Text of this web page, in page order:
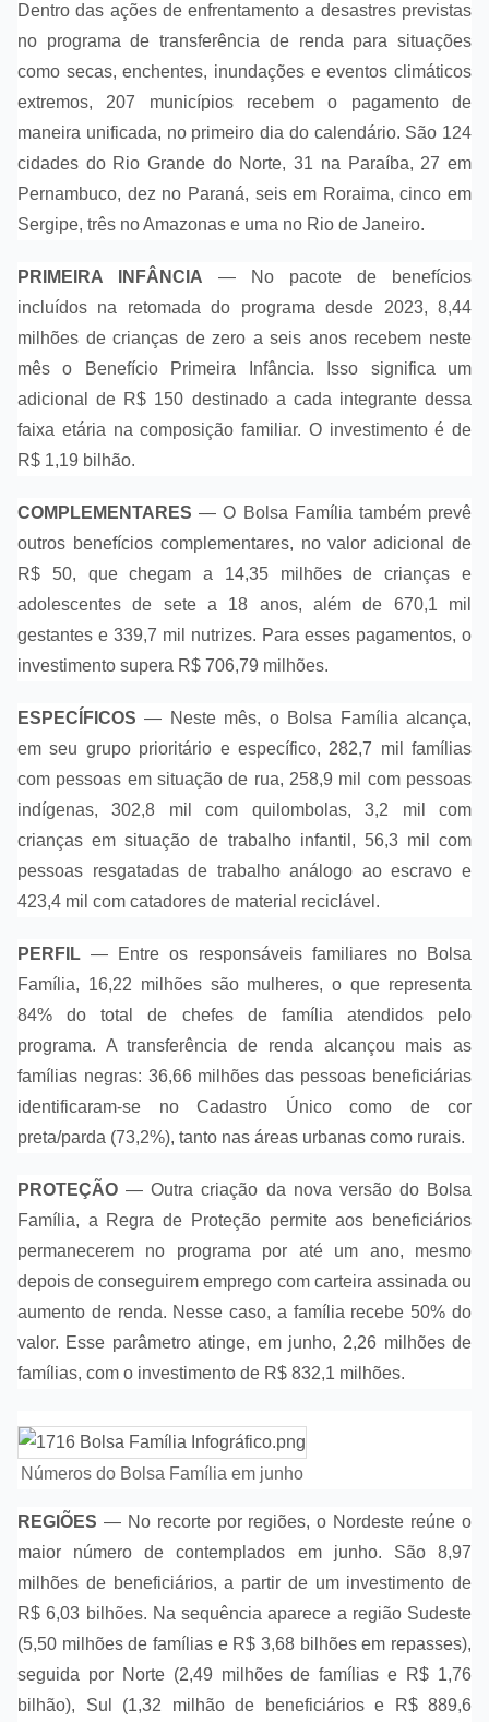
Dentro das ações de enfrentamento a desastres previstas
no programa de transferência de renda para situações
como secas, enchentes, inundações e eventos climáticos
extremos, 207 municípios recebem o pagamento de
maneira unificada, no primeiro dia do calendário. São 124
cidades do Rio Grande do Norte, 31 na Paraíba, 27 em
Pernambuco, dez no Paraná, seis em Roraima, cinco em
Sergipe, três no Amazonas e uma no Rio de Janeiro.
PRIMEIRA INFÂNCIA — No pacote de benefícios
incluídos na retomada do programa desde 2023, 8,44
milhões de crianças de zero a seis anos recebem neste
mês o Benefício Primeira Infância. Isso significa um
adicional de R$ 150 destinado a cada integrante dessa
faixa etária na composição familiar. O investimento é de
R$ 1,19 bilhão.
COMPLEMENTARES — O Bolsa Família também prevê
outros benefícios complementares, no valor adicional de
R$ 50, que chegam a 14,35 milhões de crianças e
adolescentes de sete a 18 anos, além de 670,1 mil
gestantes e 339,7 mil nutrizes. Para esses pagamentos, o
investimento supera R$ 706,79 milhões.
ESPECÍFICOS — Neste mês, o Bolsa Família alcança,
em seu grupo prioritário e específico, 282,7 mil famílias
com pessoas em situação de rua, 258,9 mil com pessoas
indígenas, 302,8 mil com quilombolas, 3,2 mil com
crianças em situação de trabalho infantil, 56,3 mil com
pessoas resgatadas de trabalho análogo ao escravo e
423,4 mil com catadores de material reciclável.
PERFIL — Entre os responsáveis familiares no Bolsa
Família, 16,22 milhões são mulheres, o que representa
84% do total de chefes de família atendidos pelo
programa. A transferência de renda alcançou mais as
famílias negras: 36,66 milhões das pessoas beneficiárias
identificaram-se no Cadastro Único como de cor
preta/parda (73,2%), tanto nas áreas urbanas como rurais.
PROTEÇÃO — Outra criação da nova versão do Bolsa
Família, a Regra de Proteção permite aos beneficiários
permanecerem no programa por até um ano, mesmo
depois de conseguirem emprego com carteira assinada ou
aumento de renda. Nesse caso, a família recebe 50% do
valor. Esse parâmetro atinge, em junho, 2,26 milhões de
famílias, com o investimento de R$ 832,1 milhões.
Números do Bolsa Família em junho
REGIÕES — No recorte por regiões, o Nordeste reúne o
maior número de contemplados em junho. São 8,97
milhões de beneficiários, a partir de um investimento de
R$ 6,03 bilhões. Na sequência aparece a região Sudeste
(5,50 milhões de famílias e R$ 3,68 bilhões em repasses),
seguida por Norte (2,49 milhões de famílias e R$ 1,76
bilhão), Sul (1,32 milhão de beneficiários e R$ 889,6